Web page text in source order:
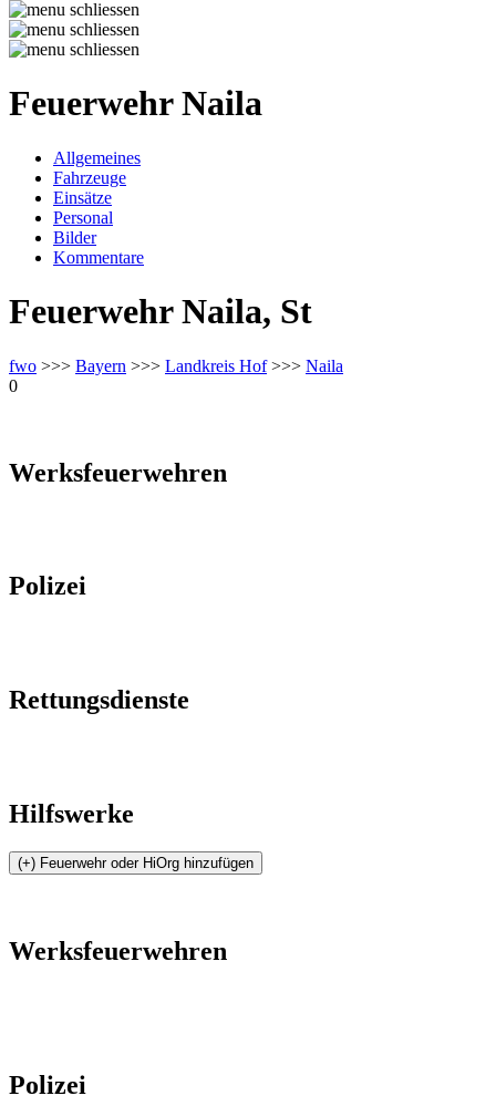
Feuerwehr Naila
Allgemeines
Fahrzeuge
Einsätze
Personal
Bilder
Kommentare
Feuerwehr Naila, St
fwo >>> Bayern >>> Landkreis Hof>>> Naila
0
Werksfeuerwehren
Polizei
Rettungsdienste
Hilfswerke
Werksfeuerwehren
Polizei